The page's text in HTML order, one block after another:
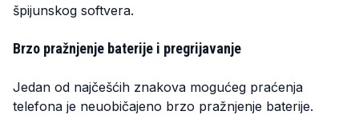
špijunskog softvera.
Brzo pražnjenje baterije i pregrijavanje
Jedan od najčešćih znakova mogućeg praćenja
telefona je neuobičajeno brzo pražnjenje baterije.